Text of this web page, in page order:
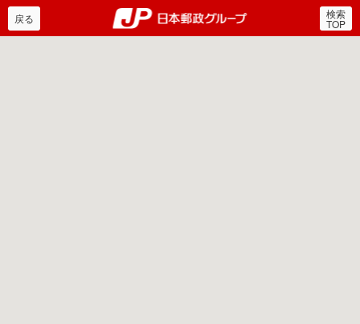
郵便局・日本郵政グルー
戻る 検索
TOP